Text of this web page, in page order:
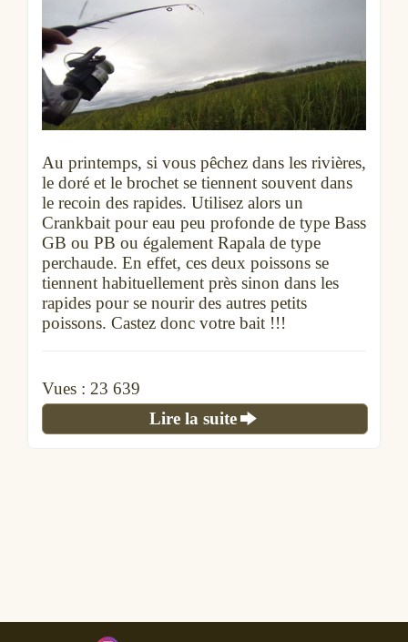
Au printemps, si vous pêchez dans les rivières,
le doré et le brochet se tiennent souvent dans
le recoin des rapides. Utilisez alors un
Crankbait pour eau peu profonde de type Bass
GB ou PB ou également Rapala de type
perchaude. En effet, ces deux poissons se
tiennent habituellement près sinon dans les
rapides pour se nourir des autres petits
poissons. Castez donc votre bait !!!
Vues : 23 639
Lire la suite